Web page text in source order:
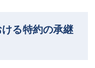
る特約の承継